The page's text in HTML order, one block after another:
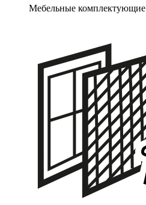
Мебельные комплектующие